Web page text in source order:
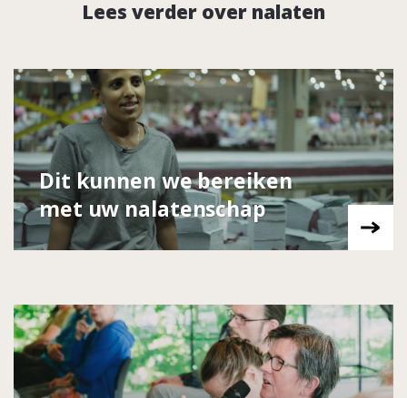
Lees verder over nalaten
Dit kunnen we bereiken
met uw nalatenschap